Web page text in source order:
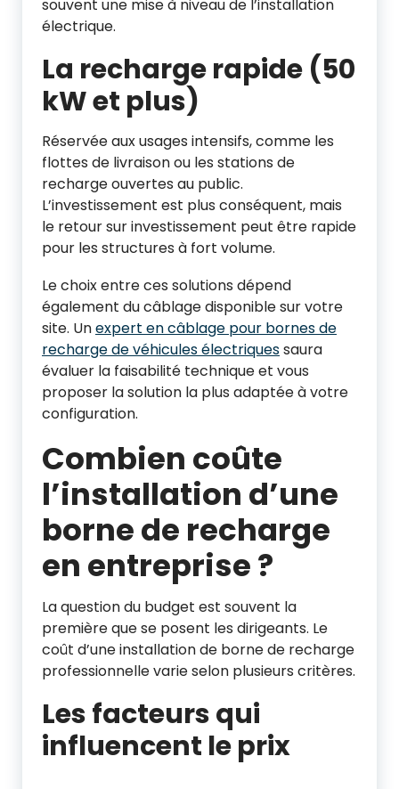
souvent une mise à niveau de l’installation
électrique.
La recharge rapide (50
kW et plus)
Réservée aux usages intensifs, comme les
flottes de livraison ou les stations de
recharge ouvertes au public.
L’investissement est plus conséquent, mais
le retour sur investissement peut être rapide
pour les structures à fort volume.
Le choix entre ces solutions dépend
également du câblage disponible sur votre
site. Unexpert en câblage pour bornes de
recharge de véhicules électriquessaura
évaluer la faisabilité technique et vous
proposer la solution la plus adaptée à votre
configuration.
Combien coûte
l’installation d’une
borne de recharge
en entreprise ?
La question du budget est souvent la
première que se posent les dirigeants. Le
coût d’une installation de borne de recharge
professionnelle varie selon plusieurs critères.
Les facteurs qui
influencent le prix